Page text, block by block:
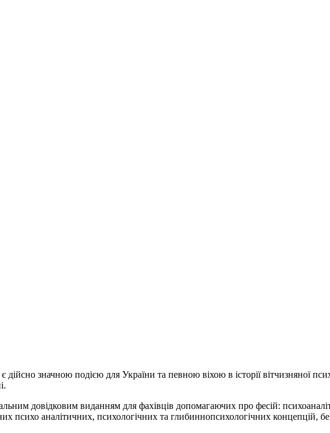
значною подією для України та певною віхою в історії вітчизняної
довідковим виданням для фахівців допомагаючих про­ фесій:
психо­ аналітичних, психологічних та глибиннопсихологічних концепцій,